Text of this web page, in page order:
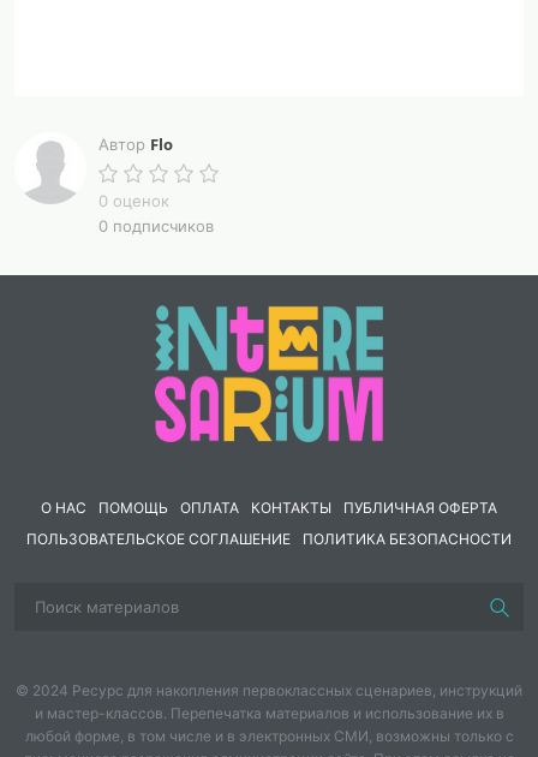
Автор Flo
0 оценок
0 подписчиков
О НАС ПОМОЩЬ ОПЛАТА КОНТАКТЫ
ПУБЛИЧНАЯ ОФЕРТА
ПОЛЬЗОВАТЕЛЬСКОЕ СОГЛАШЕНИЕ
ПОЛИТИКА БЕЗОПАСНОСТИ
© 2024 Ресурс для накопления первоклассных сценариев, инструкций
и мастер-классов. Перепечатка материалов и использование их в
любой форме, в том числе и в электронных СМИ, возможны только с